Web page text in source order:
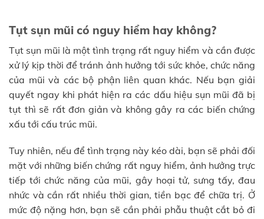
Tụt sụn mũi có nguy hiểm hay không?
Tụt sụn mũi là một tình trạng rất nguy hiểm và cần được
xử lý kịp thời để tránh ảnh hưởng tới sức khỏe, chức năng
của mũi và các bộ phận liên quan khác. Nếu bạn giải
quyết ngay khi phát hiện ra các dấu hiệu sụn mũi đã bị
tụt thì sẽ rất đơn giản và không gây ra các biến chứng
xấu tới cấu trúc mũi.
Tuy nhiên, nếu để tình trạng này kéo dài, bạn sẽ phải đối
mặt với những biến chứng rất nguy hiểm, ảnh hưởng trực
tiếp tới chức năng của mũi, gây hoại tử, sưng tấy, đau
nhức và cần rất nhiều thời gian, tiền bạc để chữa trị. Ở
mức độ nặng hơn, bạn sẽ cần phải phẫu thuật cắt bỏ đi